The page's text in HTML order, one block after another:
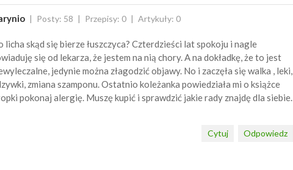
Posty: 58 Przepisy: 0 Artykuły: 0
licha skąd się bierze łuszczyca? Czterdzieści lat spokoju i nagle
się od lekarza, że jestem na nią chory. A na dokładkę, że to jest
jedynie można złagodzić objawy. No i zaczęła się walka , leki,
zmiana szamponu. Ostatnio koleżanka powiedziała mi o książce
pokonaj alergię. Muszę kupić i sprawdzić jakie rady znajdę dla siebie.
Odpowiedz
Cytuj